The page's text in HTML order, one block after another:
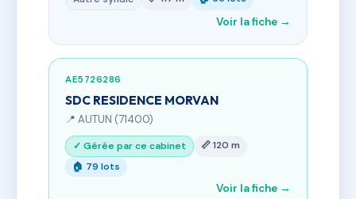
Voir la fiche →
AE5726286
SDC RESIDENCE MORVAN
📍 AUTUN (71400)
✓ Gérée par ce cabinet
📏 120 m
🏠 79 lots
Voir la fiche →